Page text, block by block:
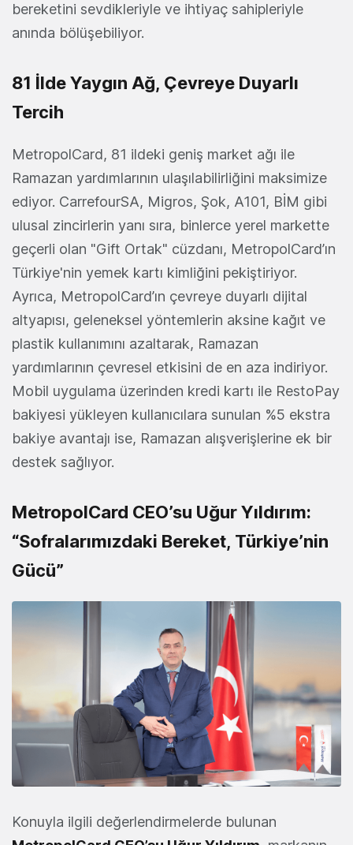
bereketini sevdikleriyle ve ihtiyaç sahipleriyle
anında bölüşebiliyor.
81 İlde Yaygın Ağ, Çevreye Duyarlı
Tercih
MetropolCard, 81 ildeki geniş market ağı ile
Ramazan yardımlarının ulaşılabilirliğini maksimize
ediyor. CarrefourSA, Migros, Şok, A101, BİM gibi
ulusal zincirlerin yanı sıra, binlerce yerel markette
geçerli olan "Gift Ortak" cüzdanı, MetropolCard’ın
Türkiye'nin yemek kartı kimliğini pekiştiriyor.
Ayrıca, MetropolCard’ın çevreye duyarlı dijital
altyapısı, geleneksel yöntemlerin aksine kağıt ve
plastik kullanımını azaltarak, Ramazan
yardımlarının çevresel etkisini de en aza indiriyor.
Mobil uygulama üzerinden kredi kartı ile RestoPay
bakiyesi yükleyen kullanıcılara sunulan %5 ekstra
bakiye avantajı ise, Ramazan alışverişlerine ek bir
destek sağlıyor.
MetropolCard CEO’su Uğur Yıldırım:
“Sofralarımızdaki Bereket, Türkiye’nin
Gücü”
Konuyla ilgili değerlendirmelerde bulunan